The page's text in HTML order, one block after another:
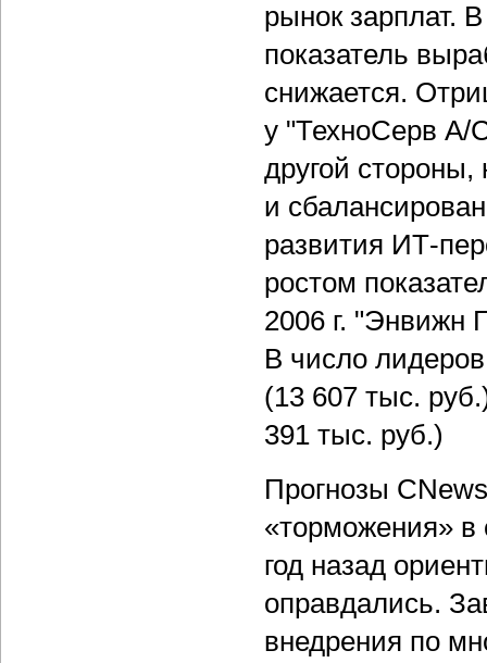
рынок зарплат.
показатель
снижается.
у "ТехноСерв
другой
и
развития ИТ-
ростом
2006 г.
В число
(13 607 тыс.
391 тыс. руб.)
Прогнозы
«торможения» в
год назад
оправдались.
внедрения по